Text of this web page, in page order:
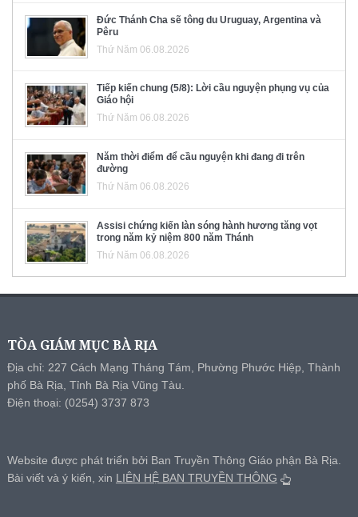
Đức Thánh Cha sẽ tông du Uruguay, Argentina và
Pêru
Thứ Năm 06.08.2026
Tiếp kiến chung (5/8): Lời cầu nguyện phụng vụ của
Giáo hội
Thứ Năm 06.08.2026
Năm thời điểm để cầu nguyện khi đang đi trên
đường
Thứ Năm 06.08.2026
Assisi chứng kiến làn sóng hành hương tăng vọt
trong năm kỷ niệm 800 năm Thánh
Thứ Năm 06.08.2026
TÒA GIÁM MỤC BÀ RỊA
Địa chỉ: 227 Cách Mạng Tháng Tám, Phường Phước Hiệp, Thành
phố Bà Rịa, Tỉnh Bà Rịa Vũng Tàu.
Điện thoại: (0254) 3737 873
Website được phát triển bởi Ban Truyền Thông Giáo phận Bà Rịa.
Bài viết và ý kiến, xin LIÊN HỆ BAN TRUYỀN THÔNG